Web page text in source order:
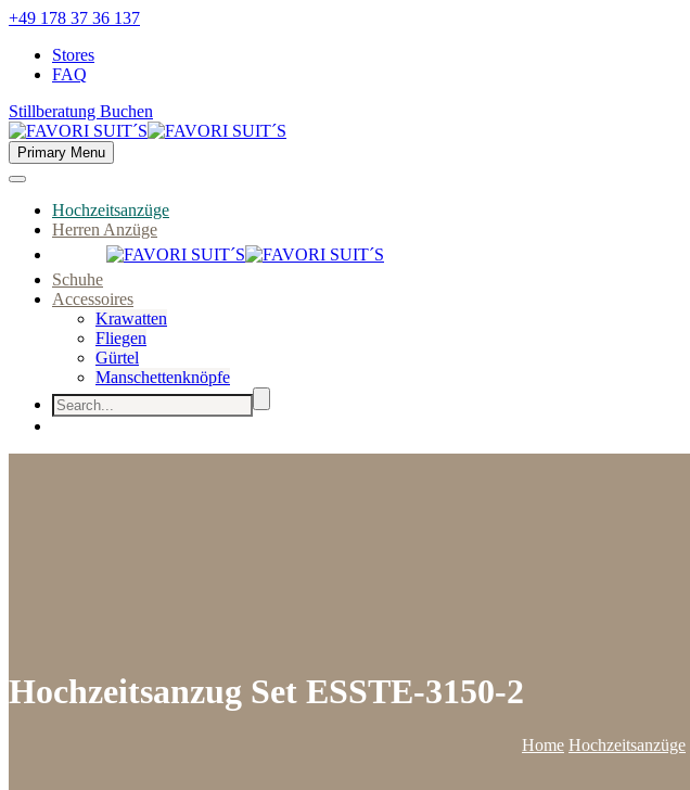
+49 178 37 36 137
Stores
FAQ
Stillberatung Buchen
Primary Menu
Hochzeitsanzüge
Herren Anzüge
Schuhe
Accessoires
Krawatten
Fliegen
Gürtel
Manschettenknöpfe
Hochzeitsanzug Set ESSTE-3150-2
Home Hochzeitsanzüge